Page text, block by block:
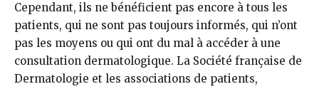
Cependant, ils ne bénéficient pas encore à tous les
patients, qui ne sont pas toujours informés, qui n’ont
pas les moyens ou qui ont du mal à accéder à une
consultation dermatologique. La Société française de
Dermatologie et les associations de patients,